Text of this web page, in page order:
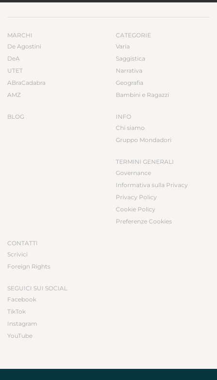
MARCHI
De Agostini
DeA
UTET
ABraCadabra
AMZ
BLOG
CATEGORIE
Varia
Saggistica
Narrativa
Geografia
Bambini e Ragazzi
INFO
Chi siamo
Gruppo Mondadori
TERMINI GENERALI
Governance
Informativa sulla Privacy
Privacy Policy
Cookie Policy
Preferenze Cookies
CONTATTI
Scrivici
Foreign Rights
SEGUICI SUI SOCIAL
Facebook
TikTok
Instagram
YouTube